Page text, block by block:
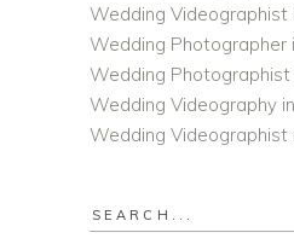
Wedding Videographist
Wedding Photographer
Wedding Photographist
Wedding Videography
Wedding Videographist